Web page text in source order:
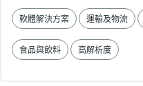
軟體解決方案 運輸及物流
食品與飲料 高解析度